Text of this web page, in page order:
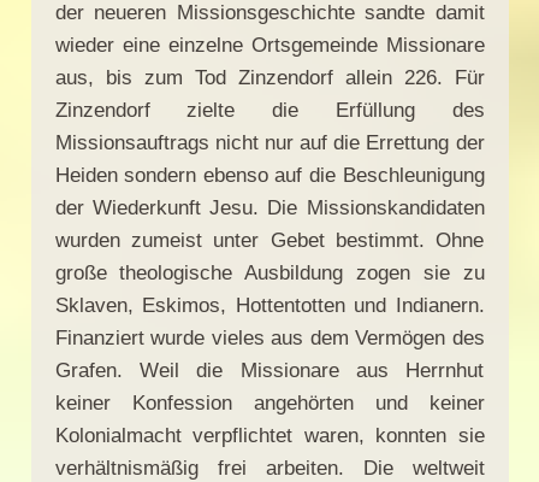
der neueren Missionsgeschichte sandte damit
wieder eine einzelne Ortsgemeinde Missionare
aus, bis zum Tod Zinzendorf allein 226. Für
Zinzendorf zielte die Erfüllung des
Missionsauftrags nicht nur auf die Errettung der
Heiden sondern ebenso auf die Beschleunigung
der Wiederkunft Jesu. Die Missionskandidaten
wurden zumeist unter Gebet bestimmt. Ohne
große theologische Ausbildung zogen sie zu
Sklaven, Eskimos, Hottentotten und Indianern.
Finanziert wurde vieles aus dem Vermögen des
Grafen. Weil die Missionare aus Herrnhut
keiner Konfession angehörten und keiner
Kolonialmacht verpflichtet waren, konnten sie
verhältnismäßig frei arbeiten. Die weltweit